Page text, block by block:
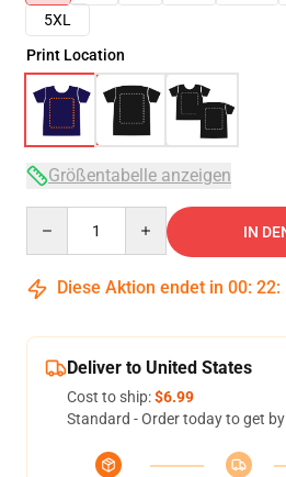
5XL
Print Location
Größentabelle anzeigen
IN
Diese Aktion endet in 00: 22:
Deliver to United States
Cost to ship:$6.99
Standard - Order today to get by